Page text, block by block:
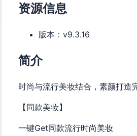
资源信息
版本：v9.3.16
简介
时尚与流行美妆结合，素颜打造
【同款美妆】
一键Get同款流行时尚美妆